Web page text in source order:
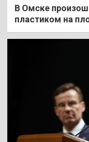
В Омске
пластиком на